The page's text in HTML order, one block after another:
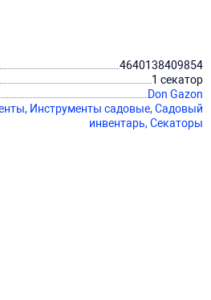
4640138409854
1 секатор
Don Gazon
Инструменты садовые,Садовый
инвентарь,Секаторы